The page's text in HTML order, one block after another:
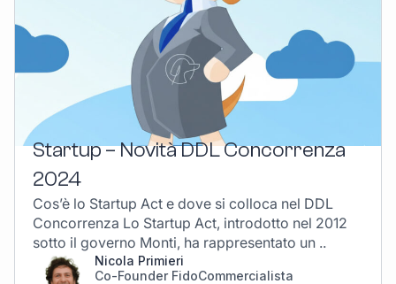
Startup – Novità DDL Concorrenza
2024
Cos’è lo Startup Act e dove si colloca nel DDL
Concorrenza Lo Startup Act, introdotto nel 2012
sotto il governo Monti, ha rappresentato un ..
Nicola Primieri
Co-Founder FidoCommercialista